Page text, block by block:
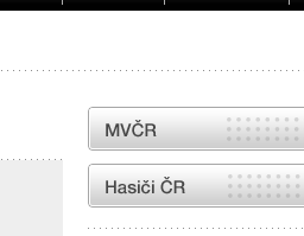
MVČR
internetové stránky Hasiči ČR